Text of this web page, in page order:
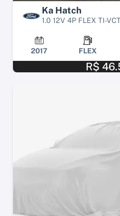
Ka Hatch
1.0 12V 4P FLEX TI-
2017 FLEX
R$